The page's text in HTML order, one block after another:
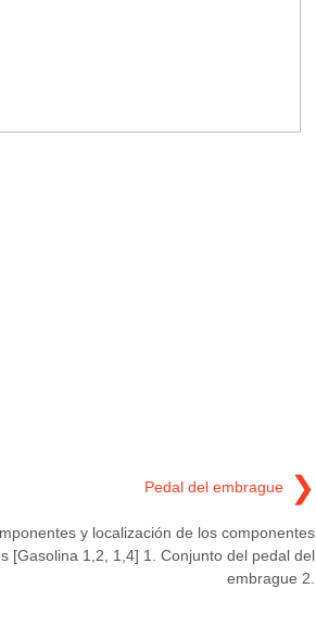
Pedal del embrague ❯
y localización de los componentes
[Gasolina 1,2, 1,4] 1. Conjunto del pedal del
embrague 2.